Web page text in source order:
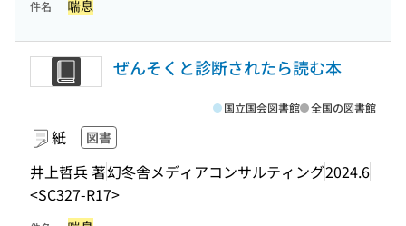
件名 喘息
ぜんそくと診断されたら読む本
紙 図書
井上哲兵 著幻冬舎メディアコンサルティング2024.6
<SC327-R17>
国立国会図書館 全国の図書館